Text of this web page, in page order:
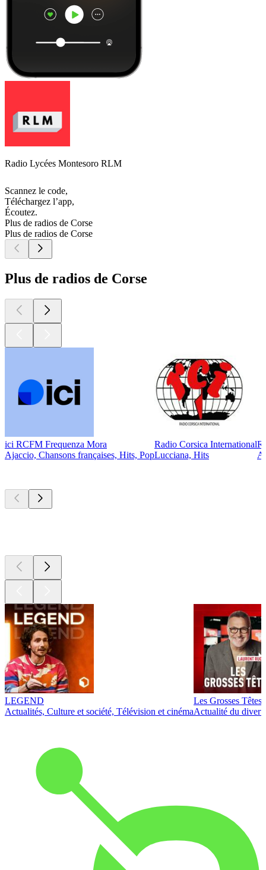
Radio Lycées Montesoro RLM
Scannez le code,
Téléchargez l’app,
Écoutez.
Plus de radios de Corse
Plus de radios de Corse
Plus de radios de Corse
ici RCFM Frequenza Mora
Ajaccio, Chansons françaises, Hits, Pop
Radio Corsica International
Lucciana, Hits
LEGEND
Actualités, Culture et société, Télévision et cinéma
Les Grosses Têtes
Actualité du